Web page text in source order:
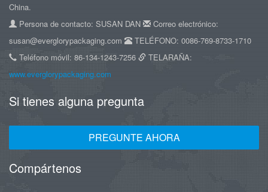
China.
Persona de contacto: SUSAN DAN
Correo electrónico:
susan@everglorypackaging.com
TELÉFONO: 0086-769-8733-1710
Teléfono móvil: 86-134-1243-7256
TELARAÑA:
www.everglorypackaging.com
Si tienes alguna pregunta
PREGUNTE AHORA
Compártenos